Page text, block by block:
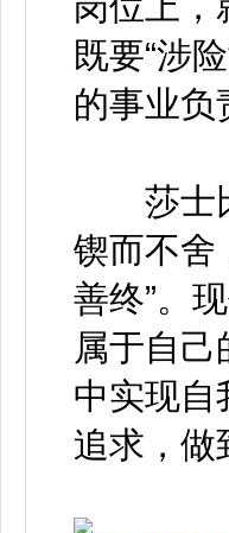
既要“涉
的事业负
莎士比
锲而不舍
善终”。
属于自
中实现自
追求，做